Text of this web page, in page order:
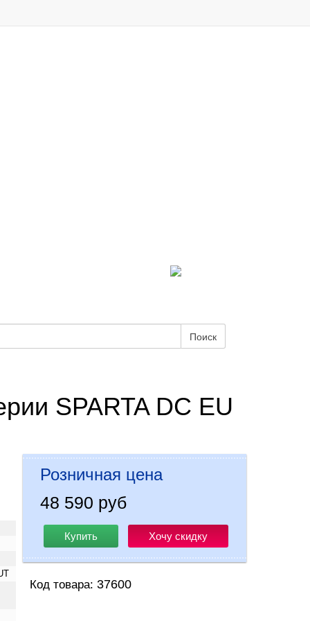
Поиск
SPARTA DC EU
Розничная цена
48 590 руб
Купить Хочу скидку
Код товара: 37600